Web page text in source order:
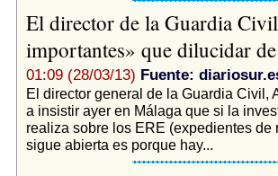
El director de la Guardia
importantes» que dilucidar
01:09 (28/03/13) Fuente:
El director general de la Guardia Civil,
a insistir ayer en Málaga que si la
realiza sobre los ERE (expedientes
sigue abierta es porque hay...